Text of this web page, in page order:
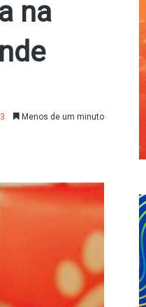
na
Menos de um minuto